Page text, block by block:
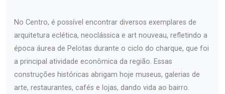
No Centro, é possível encontrar diversos exemplares de
arquitetura eclética, neoclássica e art nouveau, refletindo a
época áurea de Pelotas durante o ciclo do charque, que foi
a principal atividade econômica da região. Essas
construções históricas abrigam hoje museus, galerias de
arte, restaurantes, cafés e lojas, dando vida ao bairro.